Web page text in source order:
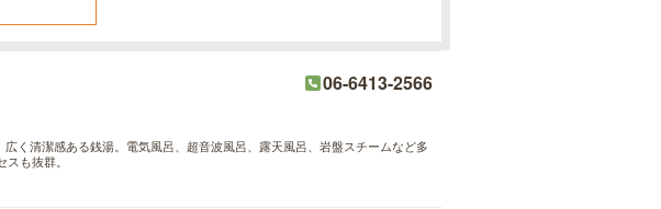
06-6413-2566
く清潔感ある銭湯。電気風呂、超音波風呂、露天風呂、岩盤スチームなど多
も抜群。